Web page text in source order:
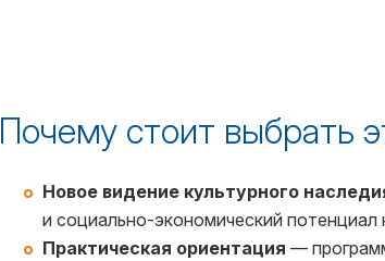
Почему стоит выбрать
Новое видение культурного
и социально-экономический потенциал
Практическая ориентация —